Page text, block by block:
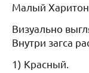
Малый
Визуально
Внутри загса
1) Красный.